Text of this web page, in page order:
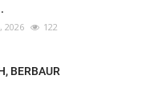
2026 122
BERBAUR